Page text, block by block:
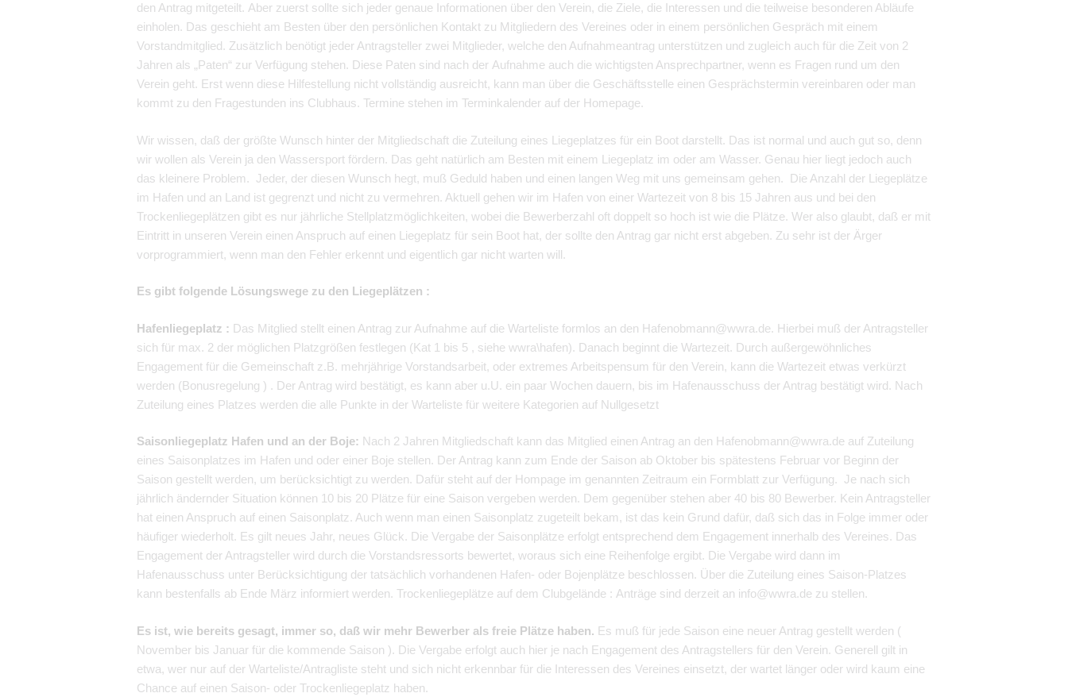
den Antrag mitgeteilt. Aber zuerst sollte sich jeder genaue Informationen über den Verein, die Ziele, die Interessen und die teilweise besonderen Abläufe
einholen. Das geschieht am Besten über den persönlichen Kontakt zu Mitgliedern des Vereines oder in einem persönlichen Gespräch mit einem
Vorstandmitglied. Zusätzlich benötigt jeder Antragsteller zwei Mitglieder, welche den Aufnahmeantrag unterstützen und zugleich auch für die Zeit von 2
Jahren als „Paten“ zur Verfügung stehen. Diese Paten sind nach der Aufnahme auch die wichtigsten Ansprechpartner, wenn es Fragen rund um den
Verein geht. Erst wenn diese Hilfestellung nicht vollständig ausreicht, kann man über die Geschäftsstelle einen Gesprächstermin vereinbaren oder man
kommt zu den Fragestunden ins Clubhaus. Termine stehen im Terminkalender auf der Homepage.
Wir wissen, daß der größte Wunsch hinter der Mitgliedschaft die Zuteilung eines Liegeplatzes für ein Boot darstellt. Das ist normal und auch gut so, denn
wir wollen als Verein ja den Wassersport fördern. Das geht natürlich am Besten mit einem Liegeplatz im oder am Wasser. Genau hier liegt jedoch auch
das kleinere Problem. Jeder, der diesen Wunsch hegt, muß Geduld haben und einen langen Weg mit uns gemeinsam gehen. Die Anzahl der Liegeplätze
im Hafen und an Land ist gegrenzt und nicht zu vermehren. Aktuell gehen wir im Hafen von einer Wartezeit von 8 bis 15 Jahren aus und bei den
Trockenliegeplätzen gibt es nur jährliche Stellplatzmöglichkeiten, wobei die Bewerberzahl oft doppelt so hoch ist wie die Plätze. Wer also glaubt, daß er mit
Eintritt in unseren Verein einen Anspruch auf einen Liegeplatz für sein Boot hat, der sollte den Antrag gar nicht erst abgeben. Zu sehr ist der Ärger
vorprogrammiert, wenn man den Fehler erkennt und eigentlich gar nicht warten will.
Es gibt folgende Lösungswege zu den Liegeplätzen :
Hafenliegeplatz : Das Mitglied stellt einen Antrag zur Aufnahme auf die Warteliste formlos an den Hafenobmann@wwra.de. Hierbei muß der Antragsteller
sich für max. 2 der möglichen Platzgrößen festlegen (Kat 1 bis 5 , siehe wwra\hafen). Danach beginnt die Wartezeit. Durch außergewöhnliches
Engagement für die Gemeinschaft z.B. mehrjährige Vorstandsarbeit, oder extremes Arbeitspensum für den Verein, kann die Wartezeit etwas verkürzt
werden (Bonusregelung ) . Der Antrag wird bestätigt, es kann aber u.U. ein paar Wochen dauern, bis im Hafenausschuss der Antrag bestätigt wird. Nach
Zuteilung eines Platzes werden die alle Punkte in der Warteliste für weitere Kategorien auf Nullgesetzt
Saisonliegeplatz Hafen und an der Boje: Nach 2 Jahren Mitgliedschaft kann das Mitglied einen Antrag an den Hafenobmann@wwra.de auf Zuteilung
eines Saisonplatzes im Hafen und oder einer Boje stellen. Der Antrag kann zum Ende der Saison ab Oktober bis spätestens Februar vor Beginn der
Saison gestellt werden, um berücksichtigt zu werden. Dafür steht auf der Hompage im genannten Zeitraum ein Formblatt zur Verfügung. Je nach sich
jährlich ändernder Situation können 10 bis 20 Plätze für eine Saison vergeben werden. Dem gegenüber stehen aber 40 bis 80 Bewerber. Kein Antragsteller
hat einen Anspruch auf einen Saisonplatz. Auch wenn man einen Saisonplatz zugeteilt bekam, ist das kein Grund dafür, daß sich das in Folge immer oder
häufiger wiederholt. Es gilt neues Jahr, neues Glück. Die Vergabe der Saisonplätze erfolgt entsprechend dem Engagement innerhalb des Vereines. Das
Engagement der Antragsteller wird durch die Vorstandsressorts bewertet, woraus sich eine Reihenfolge ergibt. Die Vergabe wird dann im
Hafenausschuss unter Berücksichtigung der tatsächlich vorhandenen Hafen- oder Bojenplätze beschlossen. Über die Zuteilung eines Saison-Platzes
kann bestenfalls ab Ende März informiert werden. Trockenliegeplätze auf dem Clubgelände : Anträge sind derzeit an info@wwra.de zu stellen.
Es ist, wie bereits gesagt, immer so, daß wir mehr Bewerber als freie Plätze haben. Es muß für jede Saison eine neuer Antrag gestellt werden (
November bis Januar für die kommende Saison ). Die Vergabe erfolgt auch hier je nach Engagement des Antragstellers für den Verein. Generell gilt in
etwa, wer nur auf der Warteliste/Antragliste steht und sich nicht erkennbar für die Interessen des Vereines einsetzt, der wartet länger oder wird kaum eine
Chance auf einen Saison- oder Trockenliegeplatz haben.